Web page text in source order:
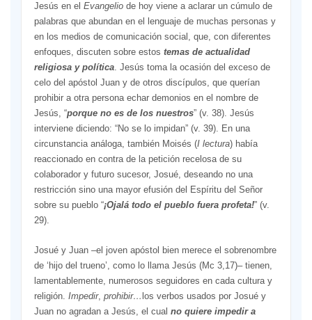
Jesús en el Evangeliode hoy viene a aclarar un cúmulo de
palabras que abundan en el lenguaje de muchas personas y
en los medios de comunicación social, que, con diferentes
enfoques, discuten sobre estos temas de actualidad
religiosa y política. Jesús toma la ocasión del exceso de
celo del apóstol Juan y de otros discípulos, que querían
prohibir a otra persona echar demonios en el nombre de
Jesús, “porque no es de los nuestros” (v. 38). Jesús
interviene diciendo: “No se lo impidan” (v. 39). En una
circunstancia análoga, también Moisés (I lectura) había
reaccionado en contra de la petición recelosa de su
colaborador y futuro sucesor, Josué, deseando no una
restricción sino una mayor efusión del Espíritu del Señor
sobre su pueblo “¡Ojalá todo el pueblo fuera profeta!” (v.
29).
Josué y Juan –el joven apóstol bien merece el sobrenombre
de ‘hijo del trueno’, como lo llama Jesús (Mc 3,17)– tienen,
lamentablemente, numerosos seguidores en cada cultura y
religión. Impedir, prohibir… los verbos usados por Josué y
Juan no agradan a Jesús, el cual no quiere impedir a